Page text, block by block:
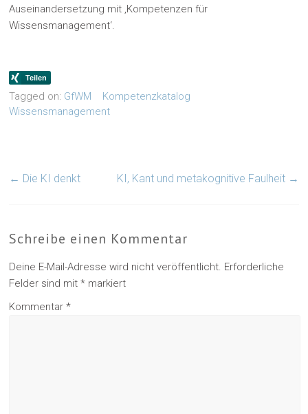
Auseinandersetzung mit ‚Kompetenzen für
Wissensmanagement‘.
Tagged on: GfWM
Kompetenzkatalog
Wissensmanagement
← Die KI denkt KI, Kant und metakognitive Faulheit →
Schreibe einen Kommentar
Deine E-Mail-Adresse wird nicht veröffentlicht. Erforderliche
Felder sind mit* markiert
Kommentar*